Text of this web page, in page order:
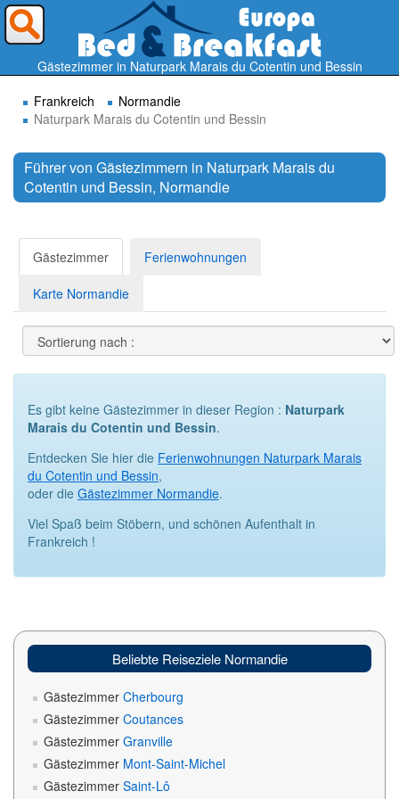
Gästezimmer in Naturpark Marais du Cotentin und Bessin
Frankreich
Normandie
Naturpark Marais du Cotentin und Bessin
Führer von Gästezimmern in Naturpark Marais du
Cotentin und Bessin, Normandie
Gästezimmer Ferienwohnungen
Karte Normandie
Es gibt keine Gästezimmer in dieser Region : Naturpark
Marais du Cotentin und Bessin.
Entdecken Sie hier die Ferienwohnungen Naturpark Marais
du Cotentin und Bessin,
oder die Gästezimmer Normandie.
Viel Spaß beim Stöbern, und schönen Aufenthalt in
Frankreich !
Beliebte Reiseziele Normandie
Gästezimmer Cherbourg
Gästezimmer Coutances
Gästezimmer Granville
Gästezimmer Mont-Saint-Michel
Gästezimmer Saint-Lô
Wohin möchten Sie reisen ?
Suchen